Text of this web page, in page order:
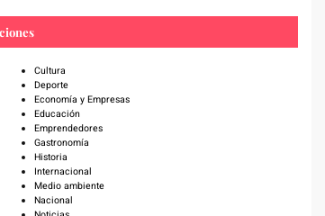
Cultura
Deporte
Economía y Empresas
Educación
Emprendedores
Gastronomía
Historia
Internacional
Medio ambiente
Nacional